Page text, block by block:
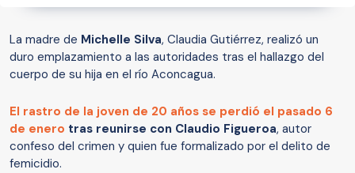
La madre de Michelle Silva, Claudia Gutiérrez, realizó un
duro emplazamiento a las autoridades tras el hallazgo del
cuerpo de su hija en el río Aconcagua.
El rastro de la joven de 20 años se perdió el pasado 6
de enero tras reunirse con Claudio Figueroa, autor
confeso del crimen y quien fue formalizado por el delito de
femicidio.